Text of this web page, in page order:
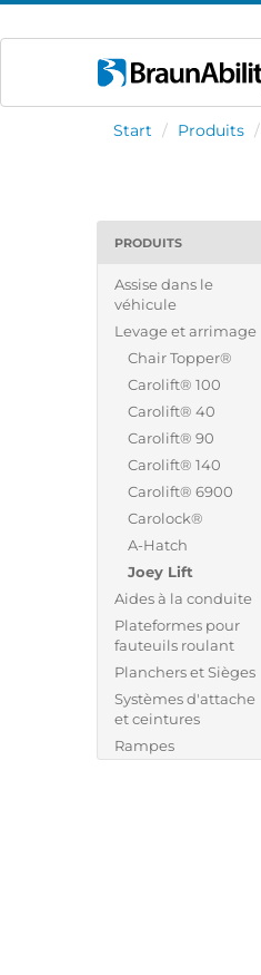
Start / Produits /
PRODUITS
Assise dans le
véhicule
Levage et arrimage
Chair Topper®
Carolift® 100
Carolift® 40
Carolift® 90
Carolift® 140
Carolift® 6900
Carolock®
A-Hatch
Joey Lift
Aides à la conduite
Plateformes pour
fauteuils roulant
Planchers et Sièges
Systèmes d'attache
et ceintures
Rampes